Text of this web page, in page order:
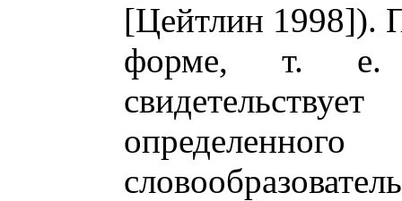
[Цейтлин 1998]).
форме, т. е.